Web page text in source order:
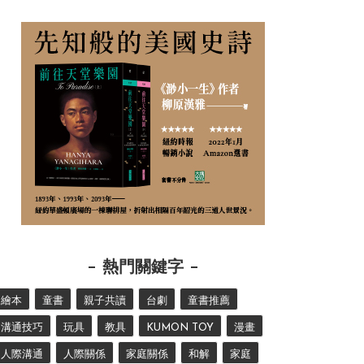
熱門關鍵字
繪本 童書 親子共讀 台劇 童書推薦
溝通技巧 玩具 教具 KUMON TOY 漫畫
人際溝通 人際關係 家庭關係 和解 家庭